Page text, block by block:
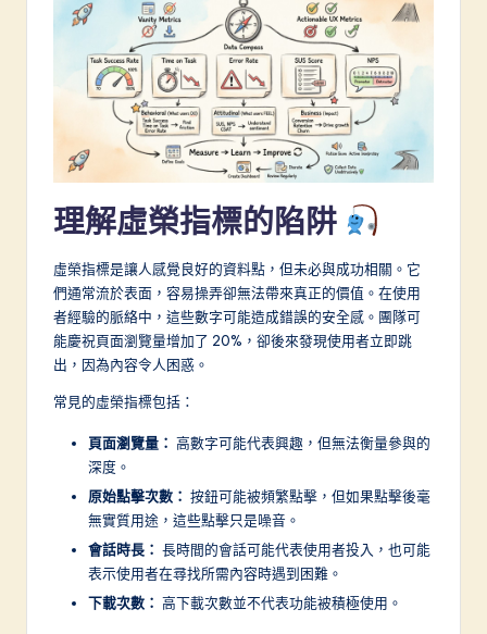
理解虛榮指標的陷阱
虛榮指標是讓人感覺良好的資料點，但未必與成功相關。它
們通常流於表面，容易操弄卻無法帶來真正的價值。在使用
者經驗的脈絡中，這些數字可能造成錯誤的安全感。團隊可
能慶祝頁面瀏覽量增加了 20%，卻後來發現使用者立即跳
出，因為內容令人困惑。
常見的虛榮指標包括：
頁面瀏覽量： 高數字可能代表興趣，但無法衡量參與的
深度。
原始點擊次數： 按鈕可能被頻繁點擊，但如果點擊後毫
無實質用途，這些點擊只是噪音。
會話時長： 長時間的會話可能代表使用者投入，也可能
表示使用者在尋找所需內容時遇到困難。
下載次數： 高下載次數並不代表功能被積極使用。